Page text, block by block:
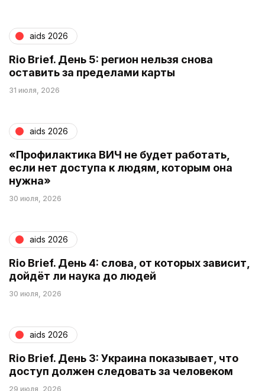
aids 2026
Rio Brief. День 5: регион нельзя снова
оставить за пределами карты
31 июля, 2026
aids 2026
«Профилактика ВИЧ не будет работать,
если нет доступа к людям, которым она
нужна»
30 июля, 2026
aids 2026
Rio Brief. День 4: слова, от которых зависит,
дойдёт ли наука до людей
30 июля, 2026
aids 2026
Rio Brief. День 3: Украина показывает, что
доступ должен следовать за человеком
29 июля, 2026